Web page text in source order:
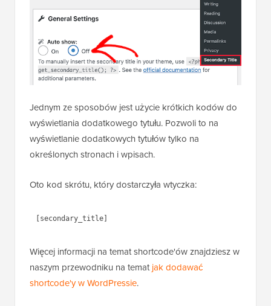
Jednym ze sposobów jest użycie krótkich kodów do
wyświetlania dodatkowego tytułu. Pozwoli to na
wyświetlanie dodatkowych tytułów tylko na
określonych stronach i wpisach.
Oto kod skrótu, który dostarczyła wtyczka:
Więcej informacji na temat shortcode'ów znajdziesz w
naszym przewodniku na tematjak dodawać
shortcode'y w WordPressie.